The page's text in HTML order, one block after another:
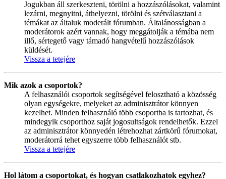
Jogukban áll szerkeszteni, törölni a hozzászólásokat, valamint
lezárni, megnyitni, áthelyezni, törölni és szétválasztani a
témákat az általuk moderált fórumban. Általánosságban a
moderátorok azért vannak, hogy meggátolják a témába nem
illő, sértegető vagy támadó hangvételű hozzászólások
küldését.
Vissza a tetejére
Mik azok a csoportok?
A felhasználói csoportok segítségével felosztható a közösség
olyan egységekre, melyeket az adminisztrátor könnyen
kezelhet. Minden felhasználó több csoportba is tartozhat, és
mindegyik csoporthoz saját jogosultságok rendelhetők. Ezzel
az adminisztrátor könnyedén létrehozhat zártkörű fórumokat,
moderátorrá tehet egyszerre több felhasználót stb.
Vissza a tetejére
Hol látom a csoportokat, és hogyan csatlakozhatok egyhez?